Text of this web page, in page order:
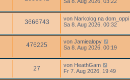
3666743 von Narkolog na dom_oppi
Sa 8. Aug 2026, 00:32
476225 von Jamiealopy
Sa 8. Aug 2026, 00:19
27 von HeathGam
Fr 7. Aug 2026, 19:49